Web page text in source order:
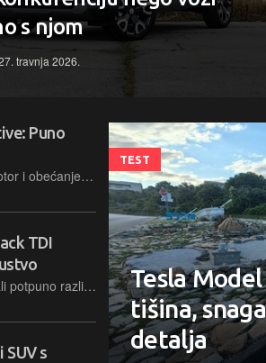
s njom
travnja 2026.
Puno
Uz ogroman prtljažnik, višestruko nagrađivani turbomotor i obećanje velike praktičnosti, Fordov (zamalo) najjeftiniji automobil čini se kao pametna kupnja. No je li sve tako bajno?
TDI
A5 e-Hybrid i Q5 TDI dva su automobila iz iste kuće, ali potpuno različitih karaktera: jedan pokazuje koliko daleko je stigla plug-in tehnologija, a drugi podsjeća zašto je dizel još nezamjenjiv na dugim relacijama
SUV s
TEST
Tesla
tišina,
detalja